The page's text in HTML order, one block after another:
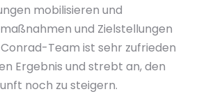
mobilisieren und
und Zielstellungen
Team ist sehr zufrieden
Ergebnis und strebt an, den
noch zu steigern.